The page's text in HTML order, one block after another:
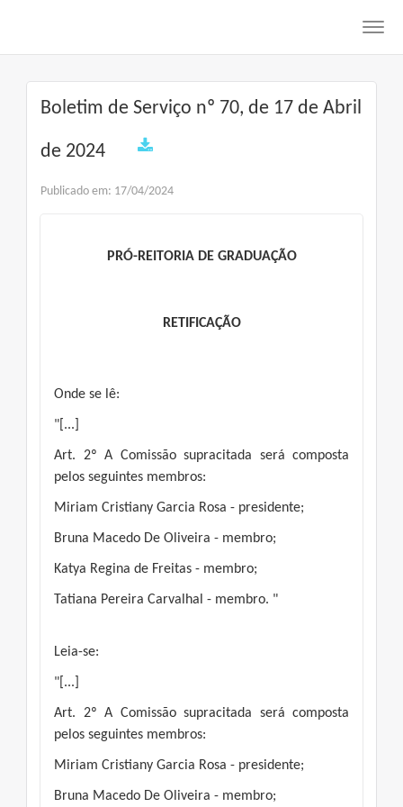
Boletim de Serviço nº 70, de 17 de Abril
de 2024
Publicado em: 17/04/2024
PRÓ-REITORIA DE GRADUAÇÃO
RETIFICAÇÃO
Onde se lê:
"[...]
Art. 2º A Comissão supracitada será composta
pelos seguintes membros:
Miriam Cristiany Garcia Rosa - presidente;
Bruna Macedo De Oliveira - membro;
Katya Regina de Freitas - membro;
Tatiana Pereira Carvalhal - membro. "
Leia-se:
"[...]
Art. 2º A Comissão supracitada será composta
pelos seguintes membros:
Miriam Cristiany Garcia Rosa - presidente;
Bruna Macedo De Oliveira - membro;